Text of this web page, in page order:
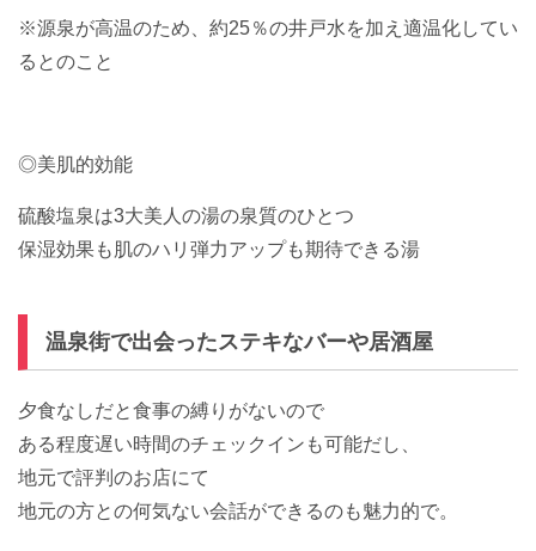
※源泉が高温のため、約25％の井戸水を加え適温化してい
るとのこと
◎美肌的効能
硫酸塩泉は3大美人の湯の泉質のひとつ
保湿効果も肌のハリ弾力アップも期待できる湯
温泉街で出会ったステキなバーや居酒屋
夕食なしだと食事の縛りがないので
ある程度遅い時間のチェックインも可能だし、
地元で評判のお店にて
地元の方との何気ない会話ができるのも魅力的で。